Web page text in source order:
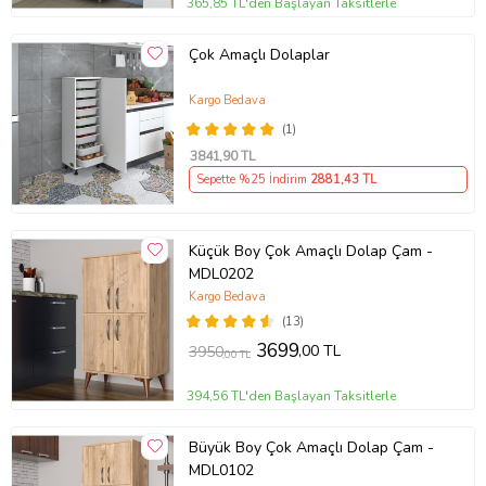
alınmamalıdır. Ürünün kurulumunu tamamlamadan ve kullanmadan
Ürün Kodu:
kcm89737936 Çok Amaçlı Dolaplar
(1)
Kargo Bedava
3841,90 TL
Sepette %25 İndirim 2881,43 TL
Küçük Boy Çok Amaçlı Dolap Çam -
MDL0202
(13)
Kargo Bedava
3950,00 TL 3699,00 TL
394,56 TL'den Başlayan Taksitlerle
Büyük Boy Çok Amaçlı Dolap Çam -
MDL0102